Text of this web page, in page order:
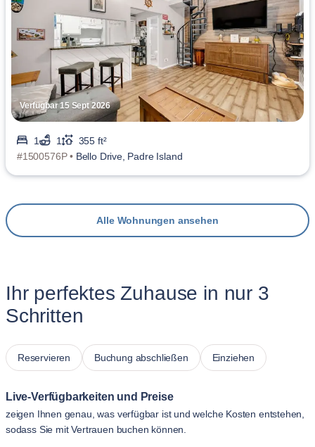
Verfügbar 15 Sept 2026
1 1
355 ft²
#1500576P • Bello Drive, Padre Island
Alle Wohnungen ansehen
Ihr perfektes Zuhause in nur 3
Schritten
Reservieren Buchung abschließen Einziehen
Live-Verfügbarkeiten und Preise
zeigen Ihnen genau, was verfügbar ist und welche Kosten entstehen,
sodass Sie mit Vertrauen buchen können.